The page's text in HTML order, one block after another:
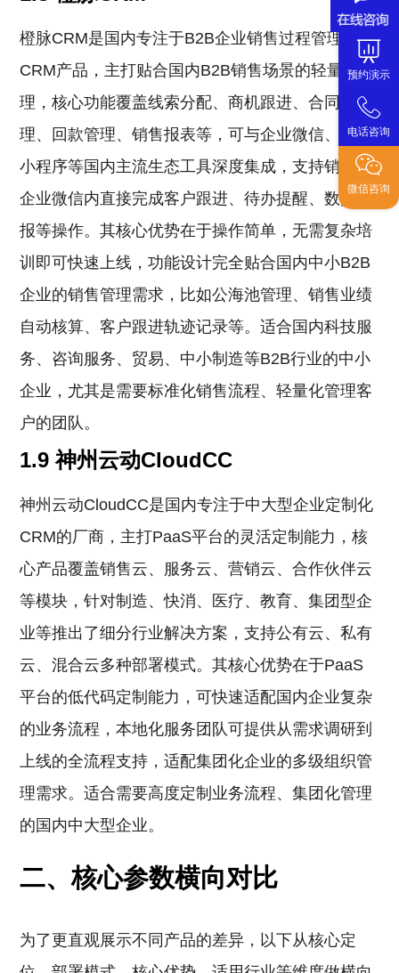
预约演示
电话咨询
微信咨询
橙脉CRM是国内专注于B2B企业销售过程管理的
CRM产品，主打贴合国内B2B销售场景的轻量化管
理，核心功能覆盖线索分配、商机跟进、合同管
理、回款管理、销售报表等，可与企业微信、微信
小程序等国内主流生态工具深度集成，支持销售在
企业微信内直接完成客户跟进、待办提醒、数据上
报等操作。其核心优势在于操作简单，无需复杂培
训即可快速上线，功能设计完全贴合国内中小B2B
企业的销售管理需求，比如公海池管理、销售业绩
自动核算、客户跟进轨迹记录等。适合国内科技服
务、咨询服务、贸易、中小制造等B2B行业的中小
企业，尤其是需要标准化销售流程、轻量化管理客
户的团队。
1.9 神州云动CloudCC
神州云动CloudCC是国内专注于中大型企业定制化
CRM的厂商，主打PaaS平台的灵活定制能力，核
心产品覆盖销售云、服务云、营销云、合作伙伴云
等模块，针对制造、快消、医疗、教育、集团型企
业等推出了细分行业解决方案，支持公有云、私有
云、混合云多种部署模式。其核心优势在于PaaS
平台的低代码定制能力，可快速适配国内企业复杂
的业务流程，本地化服务团队可提供从需求调研到
上线的全流程支持，适配集团化企业的多级组织管
理需求。适合需要高度定制业务流程、集团化管理
的国内中大型企业。
二、核心参数横向对比
为了更直观展示不同产品的差异，以下从核心定